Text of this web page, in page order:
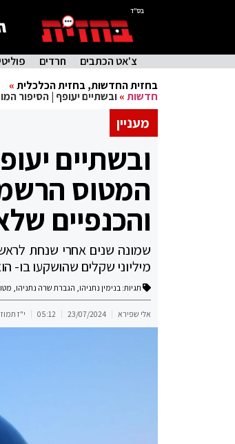
בס"ד
צ'אט הכתבים חרדים
בחזית החדשות,בחזית הכלכלית»
חדשות»ובשתיים יעופף | הסיפור
מעניין
ובשתיים
המטוס
והכנפיים
שמונה שנים אחרי שנחת
מיליוני שקלים שהושקעו בו-
תגיות: בנימין נתניהו, הגברת שרה נתניהו,
אלי שפירא 23/07/2024
05:12 י"ז